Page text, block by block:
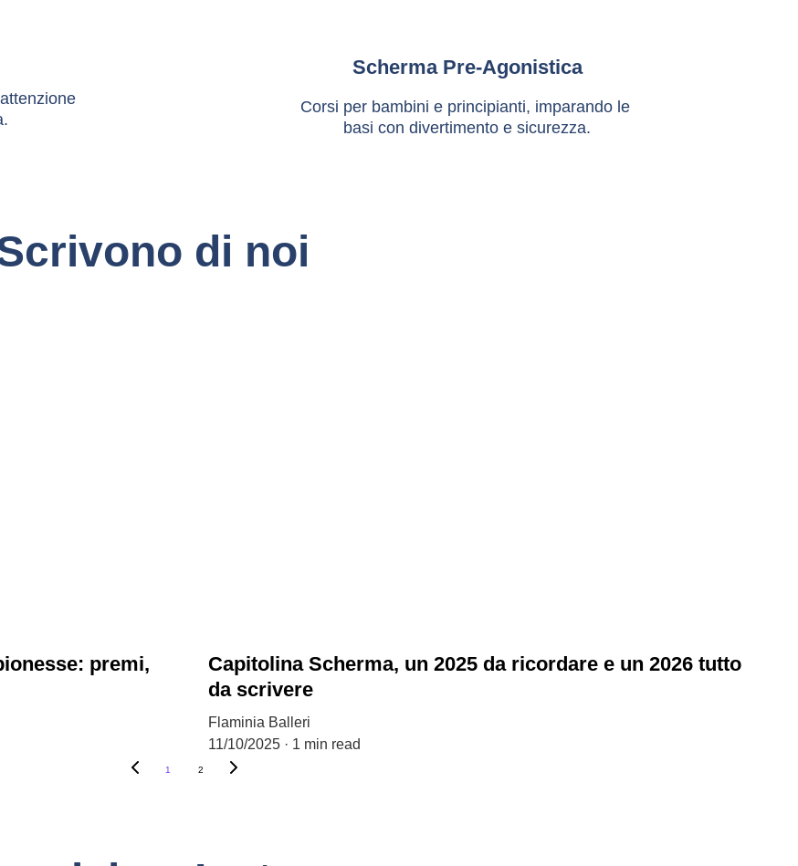
Scherma Pre-Agonistica
Corsi per bambini e principianti, imparando le
basi con divertimento e sicurezza.
di noi
premi,
Capitolina Scherma, un 2025 da ricordare e un 2026 tutto
da scrivere
Flaminia Balleri
11/10/2025
1 min read
1 2